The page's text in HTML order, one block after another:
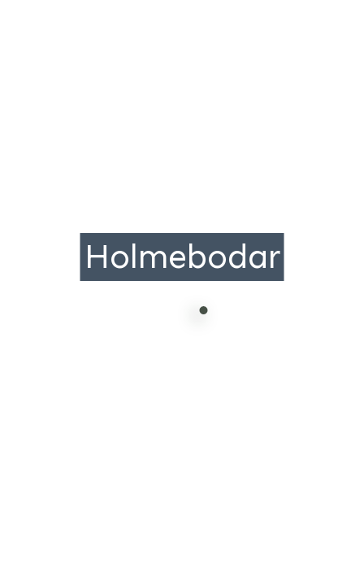
Holmebodar